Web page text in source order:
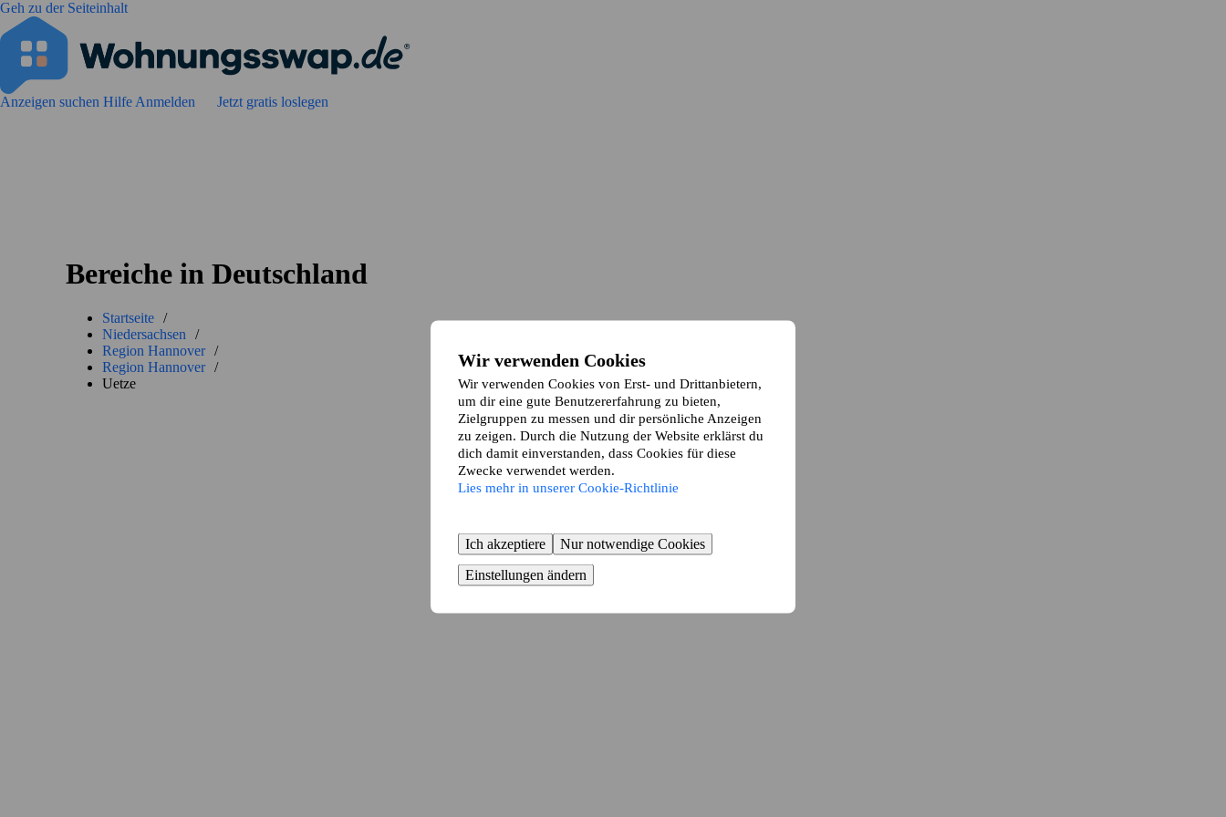
Geh zu der Seiteinhalt
Wir verwenden Cookies
Wir verwenden Cookies von Erst- und Drittanbietern,
um dir eine gute Benutzererfahrung zu bieten,
Zielgruppen zu messen und dir persönliche Anzeigen
zu zeigen. Durch die Nutzung der Website erklärst du
dich damit einverstanden, dass Cookies für diese
Zwecke verwendet werden.
Lies mehr in unserer Cookie-Richtlinie
Ich akzeptiere
Nur notwendige Cookies
Einstellungen ändern
Anzeigen suchen Hilfe Anmelden Jetzt gratis loslegen
Bereiche in Deutschland
Startseite /
Niedersachsen
/
Region Hannover /
Region Hannover /
Uetze